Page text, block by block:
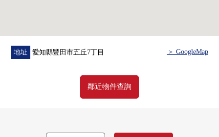
・在閒靜的住宅區適應育兒環境
房屋的詳細、需討論是如感興趣,歡迎請隨時聯繫我們。
地址 愛知縣豐田市五丘7丁目 ＞ GoogleMap
鄰近物件查詢